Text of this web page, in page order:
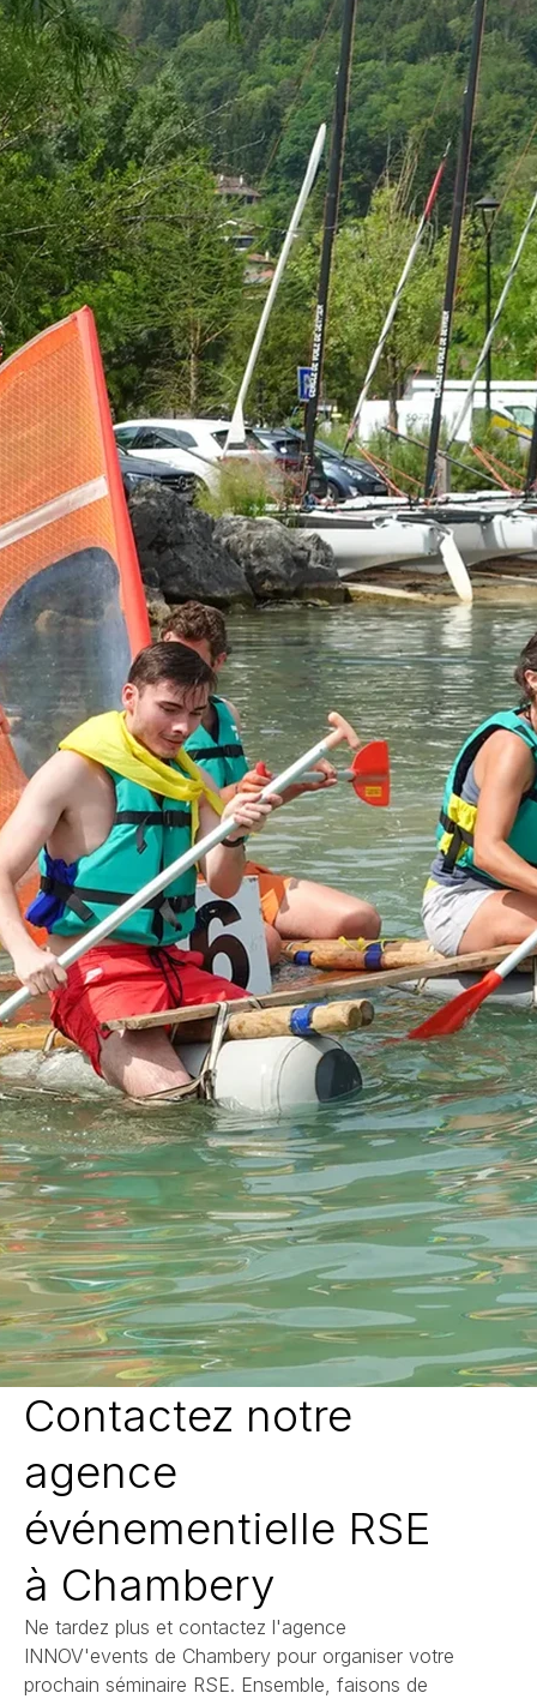
Contactez notre
agence
événementielle RSE
à Chambery
Ne tardez plus et contactez l'agence
INNOV'events de Chambery pour organiser votre
prochain séminaire RSE. Ensemble, faisons de